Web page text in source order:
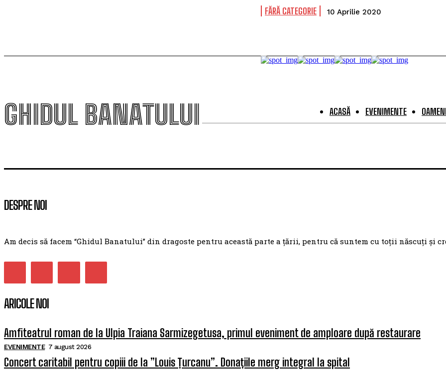
FĂRĂ CATEGORIE 10 Aprilie 2020
GHIDUL BANATULUI ACASĂ EVENIMENTE
DESPRE NOI
Am decis să facem “Ghidul Banatului” din dragoste pentru această parte a țării, pentru că suntem cu toții născuți și
ARICOLE NOI
Amfiteatrul roman de la Ulpia Traiana Sarmizegetusa, primul eveniment de amploare după restaurare
EVENIMENTE 7 august 2026
Concert caritabil pentru copiii de la ”Louis Țurcanu”. Donațiile merg integral la spital